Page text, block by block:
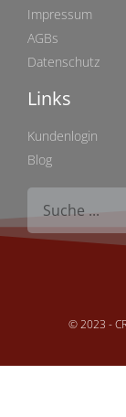
Impressum
AGBs
Datenschutz
Links
Kundenlogin
Blog
© 2023 -